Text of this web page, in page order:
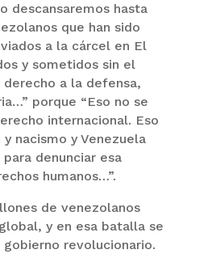
descansaremos hasta
que han sido
a la cárcel en El
y sometidos sin el
a la defensa,
porque “Eso no se
internacional. Eso
nacismo y Venezuela
denunciar esa
humanos…”.
de venezolanos
y en esa batalla se
revolucionario.